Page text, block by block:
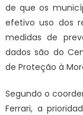
de que os
efetivo uso dos
medidas de
dados são do
de Proteção à
Segundo o
Ferrari, a